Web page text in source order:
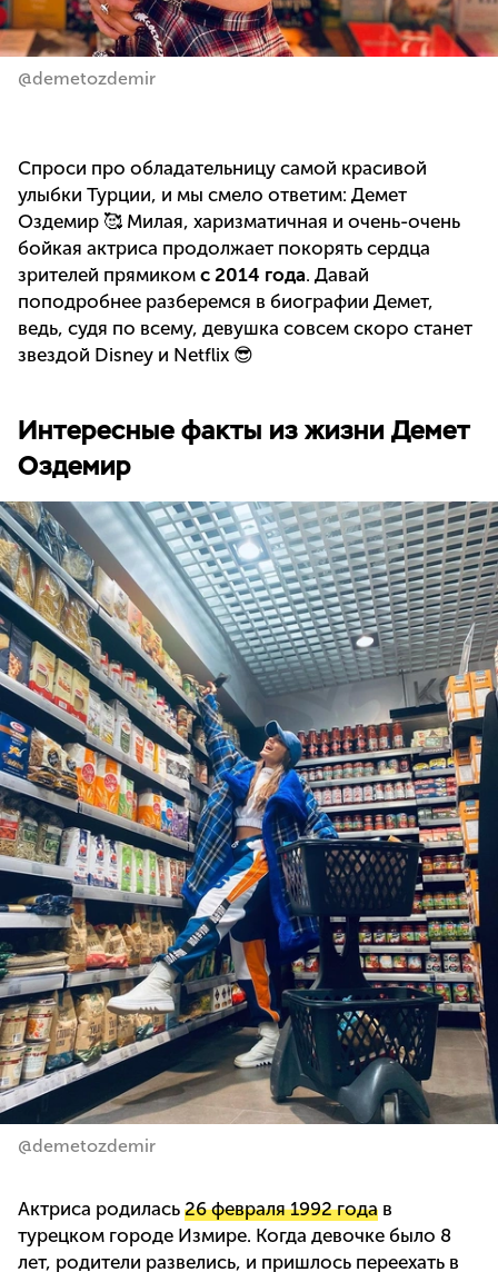
@demetozdemir
Спроси про обладательницу самой красивой
улыбки Турции, и мы смело ответим: Демет
Оздемир 🥰 Милая, харизматичная и очень-очень
бойкая актриса продолжает покорять сердца
зрителей прямиком с 2014 года. Давай
поподробнее разберемся в биографии Демет,
ведь, судя по всему, девушка совсем скоро станет
звездой Disney и Netflix 😎
Интересные факты из жизни Демет
Оздемир
@demetozdemir
Актриса родилась 26 февраля 1992 года в
турецком городе Измире. Когда девочке было 8
лет, родители развелись, и пришлось переехать в